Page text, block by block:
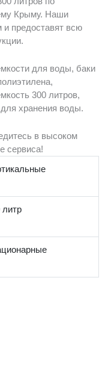
Крыму. Наши
предоставят всю
для воды, баки
300 литров,
хранения воды.
в высоком
сервиса!
литр